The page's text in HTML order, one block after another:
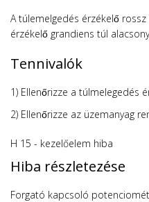
A túlemelgedés érzékelő
érzékelő grandiens túl
Tennivalók
1) Ellenőrizze a túlmelegedés
2) Ellenőrizze az üzemanyag
H 15 - kezelőelem hiba
Hiba részletezése
Forgató kapcsoló